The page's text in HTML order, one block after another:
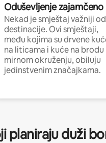
Oduševljenje zajamčeno
Nekad je smještaj važniji od
destinacije. Ovi smještaji,
među kojima su drvene
na liticama i kuće na brodu
mirnom okruženju, obiluju
jedinstvenim značajkama.
planiraju duži